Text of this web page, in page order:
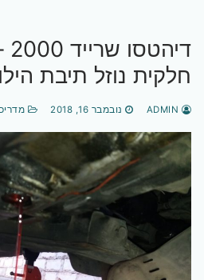
חלקית נוזל תיבת
נובמבר 16, 2018